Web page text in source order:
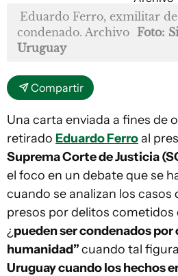
Eduardo Ferro, exmilitar
condenado. Archivo Foto:
Uruguay
Compartir
Una carta enviada a fines de
retirado Eduardo Ferroal
Suprema Corte de Justicia
el foco en un debate que se
cuando se analizan los casos
presos por delitos
¿ pueden ser condenados por
humanidad”cuando tal
Uruguay cuando los hechos